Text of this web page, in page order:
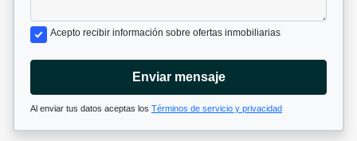
Acepto recibir información sobre ofertas inmobiliarias
Enviar mensaje
Al enviar tus datos aceptas los Términos de servicio y privacidad